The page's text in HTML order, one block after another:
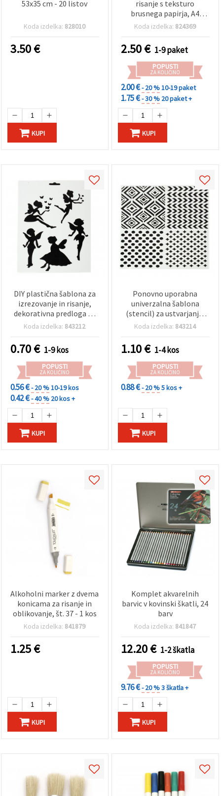
53x35 cm - 20 listov
Koda izdelka: 828010
3.50€
KUPI
risanje s teksturo
brusnega papirja, A4
29x21 cm, 10 mešanih
Koda izdelka: 824369
2.50€ 1-9 paket
POPUSTI
ZA KOLIČINO
2.00 €- 20 %10-19 paket
1.75 €- 30 % 20 paket +
KUPI
DIY plastična šablona za
izrezovanje in risanje,
dekorativna predloga za
slikanje, 21x31 mm, motiv
Koda izdelka: 843212
0.70€ 1-9 kos
POPUSTI
ZA KOLIČINO
0.56 €- 20 %10-19 kos
0.42 €- 40 % 20 kos +
KUPI
Ponovno uporabna
univerzalna šablona
(stencil) za ustvarjanje,
225 x 200 mm – 4 mešani
Koda izdelka: 843214
1.10€ 1-4 kos
POPUSTI
ZA KOLIČINO
0.88 €- 20 %5 kos +
KUPI
Alkoholni marker z dvema
konicama za risanje in
oblikovanje, št. 37 - 1 kos
Koda izdelka: 841879
1.25€
KUPI
Komplet akvarelnih
barvic v kovinski škatli, 24
barv
Koda izdelka: 841847
12.20€ 1-2 škatla
POPUSTI
ZA KOLIČINO
9.76 €- 20 %3 škatla +
KUPI